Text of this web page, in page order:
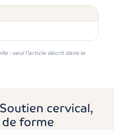
: seul l'article décrit dans le
cervical,
forme